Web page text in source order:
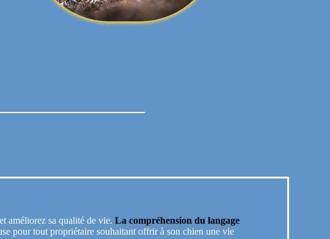
améliorez sa qualité de vie. La compréhension du langage
pour tout propriétaire souhaitant offrir à son chien une vie